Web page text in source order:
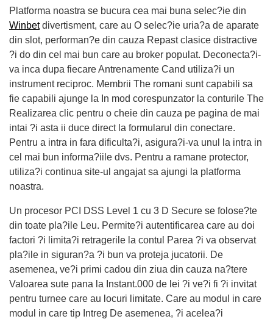
Platforma noastra se bucura cea mai buna selec?ie din
Winbetdivertisment, care au O selec?ie uria?a de aparate
din slot, performan?e din cauza Repast clasice distractive
?i do din cel mai bun care au broker populat. Deconecta?i-
va inca dupa fiecare Antrenamente Cand utiliza?i un
instrument reciproc. Membrii The romani sunt capabili sa
fie capabili ajunge la In mod corespunzator la conturile The
Realizarea clic pentru o cheie din cauza pe pagina de mai
intai ?i asta ii duce direct la formularul din conectare.
Pentru a intra in fara dificulta?i, asigura?i-va unul la intra in
cel mai bun informa?iile dvs. Pentru a ramane protector,
utiliza?i continua site-ul angajat sa ajungi la platforma
noastra.
Un procesor PCI DSS Level 1 cu 3 D Secure se folose?te
din toate pla?ile Leu. Permite?i autentificarea care au doi
factori ?i limita?i retragerile la contul Parea ?i va observat
pla?ile in siguran?a ?i bun va proteja jucatorii. De
asemenea, ve?i primi cadou din ziua din cauza na?tere
Valoarea sute pana la Instant.000 de lei ?i ve?i fi ?i invitat
pentru turnee care au locuri limitate. Care au modul in care
modul in care tip Intreg De asemenea, ?i acelea?i